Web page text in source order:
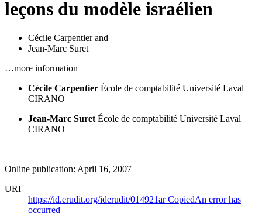
leçons du modèle israélien
Cécile Carpentierand
Jean-Marc Suret
…more information
Cécile Carpentier École de comptabilité Université Laval
CIRANO
Jean-Marc Suret École de comptabilité Université Laval
CIRANO
Online publication: April 16, 2007
URI
https://id.erudit.org/iderudit/014921arCopiedAn error has
occurred